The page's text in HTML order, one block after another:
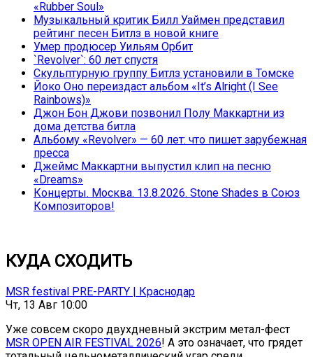
«Rubber Soul»
Музыкальный критик Билл Уаймен представил
рейтинг песен Битлз в новой книге
Умер продюсер Уильям Орбит
`Revolver`: 60 лет спустя
Скульптурную группу Битлз установили в Томске
Йоко Оно переиздаст альбом «It’s Alright (I See
Rainbows)»
Джон Бон Джови позвонил Полу Маккартни из
дома детства битла
Альбому «Revolver» — 60 лет: что пишет зарубежная
пресса
Джеймс Маккартни выпустил клип на песню
«Dreams»
Концерты. Москва. 13.8.2026. Stone Shades в Союз
Композиторов!
КУДА СХОДИТЬ
MSR festival PRE-PARTY | Краснодар
Чт, 13 Авг 10:00
Уже совсем скоро двухдневный экстрим метал-фест
MSR OPEN AIR FESTIVAL 2026! А это означает, что грядет